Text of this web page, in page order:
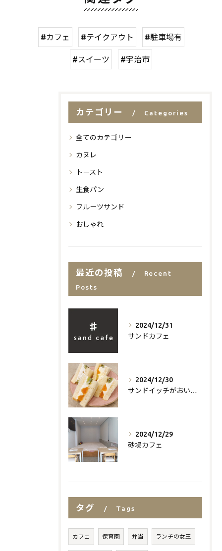
#カフェ #テイクアウト #駐車場有
#スイーツ #宇治市
カテゴリー Categories
全てのカテゴリー
カヌレ
トースト
生食パン
フルーツサンド
おしゃれ
最近の投稿
Recent
Posts
2024/12/31
サンドカフェ
2024/12/30
サンドイッチがおいしいお店
2024/12/29
砂場カフェ
タグ Tags
カフェ 保育園 弁当 ランチの女王